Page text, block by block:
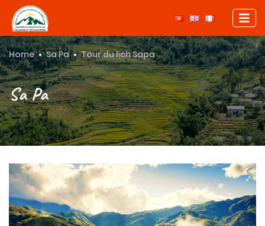
Home Sa Pa Tour du lịch Sapa
Sa Pa